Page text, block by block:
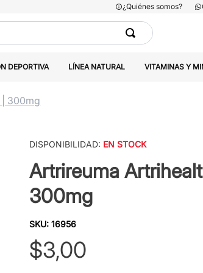
¿Quiénes somos?
DEPORTIVA LÍNEA NATURAL VITAMINAS Y
| 300mg
DISPONIBILIDAD: EN STOCK
Artrireuma
300mg
SKU: 16956
$3,00